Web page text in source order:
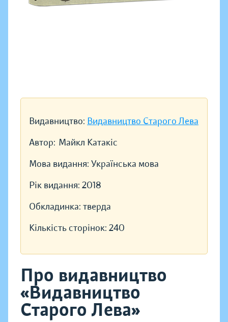
Видавництво: Видавництво Старого Лева
Автор: Майкл Катакіс
Мова видання: Українська мова
Рік видання: 2018
Обкладинка: тверда
Кількість сторінок: 240
Про видавництво
«Видавництво
Старого Лева»